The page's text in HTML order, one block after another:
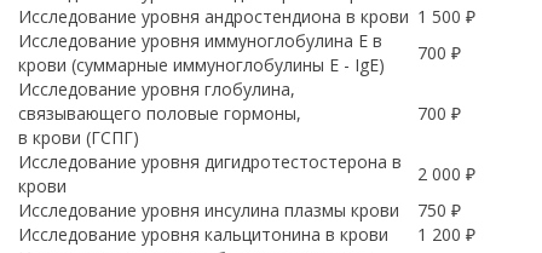
Исследование уровня андростендиона в крови 1 500 ₽
Исследование уровня иммуноглобулина Е в
крови (суммарные иммуноглобулины Е - IgЕ)
700 ₽
Исследование уровня глобулина,
связывающего половые гормоны,
в крови (ГСПГ)
700 ₽
Исследование уровня дигидротестостерона в
крови
2 000 ₽
Исследование уровня инсулина плазмы крови
750 ₽
Исследование уровня кальцитонина в крови
1 200 ₽